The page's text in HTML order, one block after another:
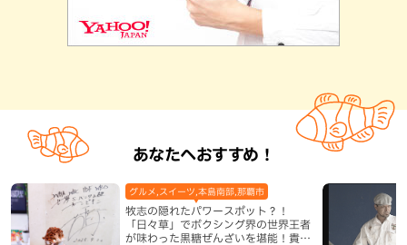
あなたへおすすめ！
牧志の隠れたパワースポット？！
「日々草」でボクシング界の世界王者
が味わった黒糖ぜんざいを堪能！貴重
グルメ,スイーツ,本島南部,那覇市